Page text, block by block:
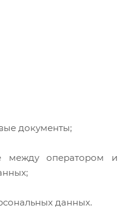
документы;
между оператором и
данных.